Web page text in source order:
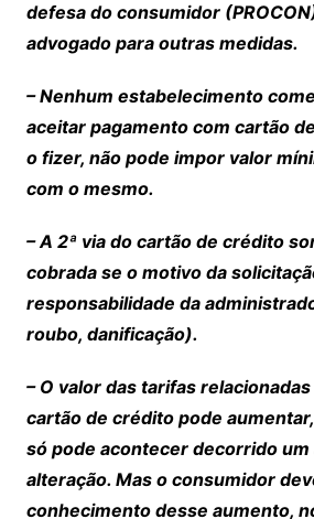
defesa do consumidor
advogado para outras medidas.
– Nenhum estabelecimento
aceitar pagamento com cartão
o fizer, não pode impor valor
com o mesmo.
– A 2ª via do cartão de crédito
cobrada se o motivo da
responsabilidade da
roubo, danificação).
– O valor das tarifas
cartão de crédito pode
só pode acontecer decorrido um
alteração. Mas o consumidor
conhecimento desse aumento,